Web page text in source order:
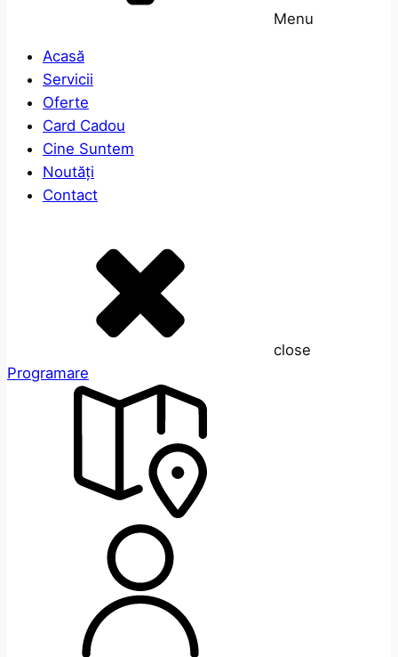
Menu
Acasă
Servicii
Oferte
Card Cadou
Cine Suntem
Noutăți
Contact
close
Programare